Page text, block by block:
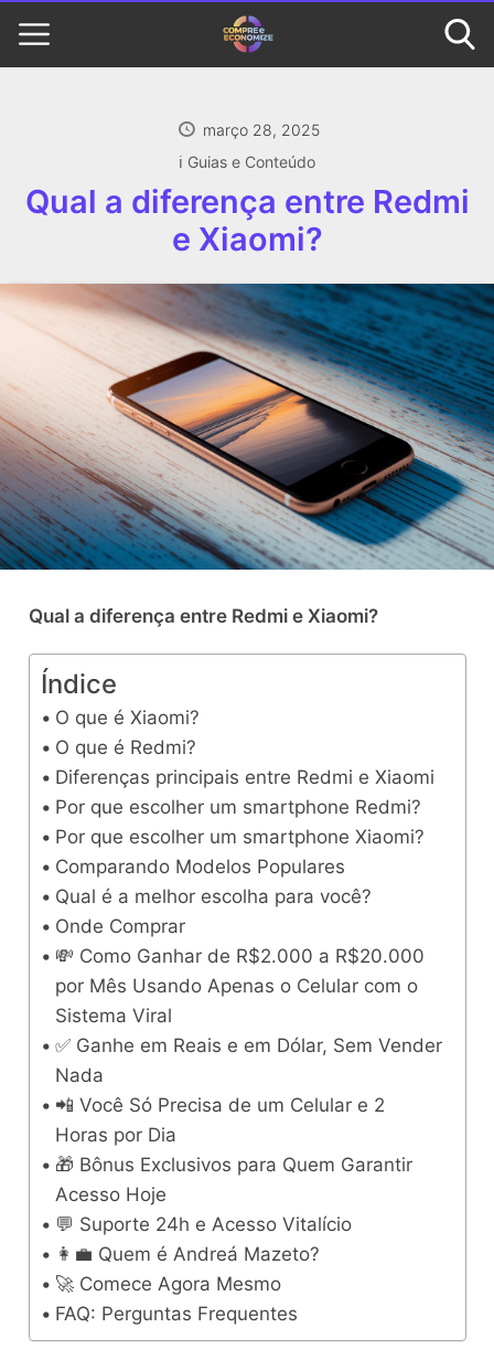
março 28, 2025
ℹ️ Guias e Conteúdo
Qual a diferença entre Redmi
e Xiaomi?
Qual a diferença entre Redmi e Xiaomi?
Índice
O que é Xiaomi?
O que é Redmi?
Diferenças principais entre Redmi e Xiaomi
Por que escolher um smartphone Redmi?
Por que escolher um smartphone Xiaomi?
Comparando Modelos Populares
Qual é a melhor escolha para você?
Onde Comprar
💸 Como Ganhar de R$2.000 a R$20.000
por Mês Usando Apenas o Celular com o
Sistema Viral
✅ Ganhe em Reais e em Dólar, Sem Vender
Nada
📲 Você Só Precisa de um Celular e 2
Horas por Dia
🎁 Bônus Exclusivos para Quem Garantir
Acesso Hoje
💬 Suporte 24h e Acesso Vitalício
👩‍💼 Quem é Andreá Mazeto?
🚀 Comece Agora Mesmo
FAQ: Perguntas Frequentes